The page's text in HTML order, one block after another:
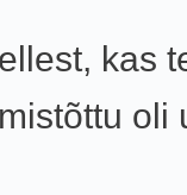
kas
oli